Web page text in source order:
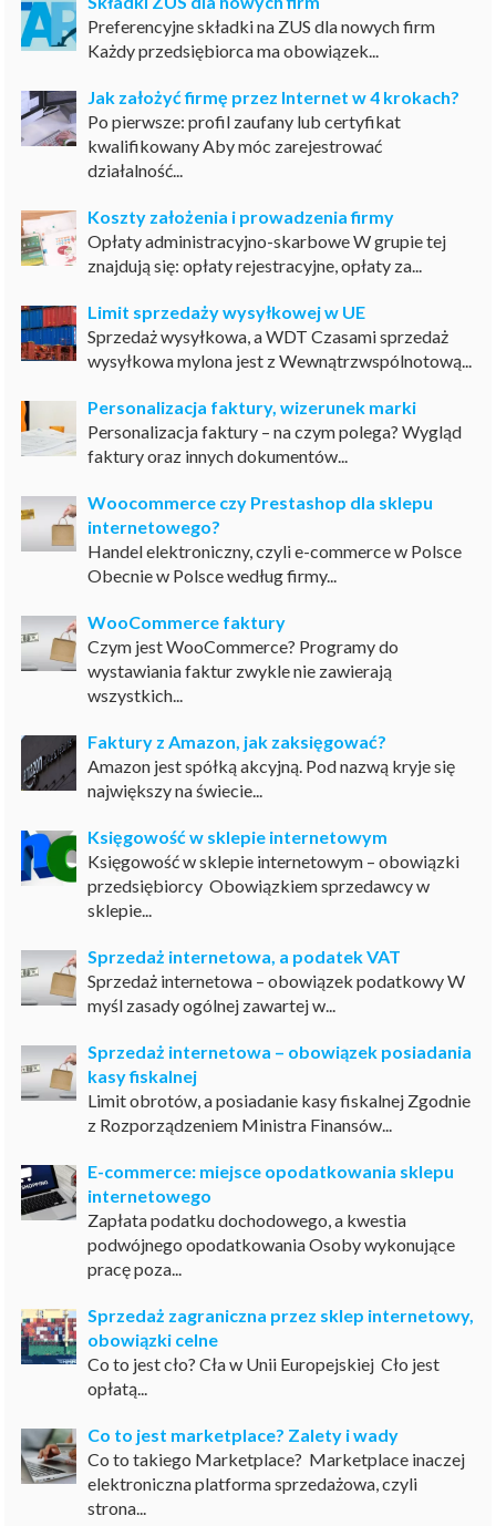
Preferencyjne składki na ZUS dla nowych firm
Każdy przedsiębiorca ma obowiązek...
Jak założyć firmę przez Internet w 4 krokach?
Po pierwsze: profil zaufany lub certyfikat
kwalifikowany Aby móc zarejestrować
działalność...
Koszty założenia i prowadzenia firmy
Opłaty administracyjno-skarbowe W grupie tej
znajdują się: opłaty rejestracyjne, opłaty za...
Limit sprzedaży wysyłkowej w UE
Sprzedaż wysyłkowa, a WDT Czasami sprzedaż
wysyłkowa mylona jest z Wewnątrzwspólnotową...
Personalizacja faktury, wizerunek marki
Personalizacja faktury – na czym polega? Wygląd
faktury oraz innych dokumentów...
Woocommerce czy Prestashop dla sklepu
internetowego?
Handel elektroniczny, czyli e-commerce w Polsce
Obecnie w Polsce według firmy...
WooCommerce faktury
Czym jest WooCommerce? Programy do
wystawiania faktur zwykle nie zawierają
wszystkich...
Faktury z Amazon, jak zaksięgować?
Amazon jest spółką akcyjną. Pod nazwą kryje się
największy na świecie...
Księgowość w sklepie internetowym
Księgowość w sklepie internetowym – obowiązki
przedsiębiorcy Obowiązkiem sprzedawcy w
sklepie...
Sprzedaż internetowa, a podatek VAT
Sprzedaż internetowa – obowiązek podatkowy W
myśl zasady ogólnej zawartej w...
Sprzedaż internetowa – obowiązek posiadania
kasy fiskalnej
Limit obrotów, a posiadanie kasy fiskalnej Zgodnie
z Rozporządzeniem Ministra Finansów...
E-commerce: miejsce opodatkowania sklepu
internetowego
Zapłata podatku dochodowego, a kwestia
podwójnego opodatkowania Osoby wykonujące
pracę poza...
Sprzedaż zagraniczna przez sklep internetowy,
obowiązki celne
Co to jest cło? Cła w Unii Europejskiej Cło jest
opłatą...
Co to jest marketplace? Zalety i wady
Co to takiego Marketplace? Marketplace inaczej
elektroniczna platforma sprzedażowa, czyli
strona...